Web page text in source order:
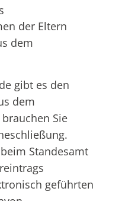
der Eltern
dem
gibt es den
dem
Sie
Standesamt
geführten